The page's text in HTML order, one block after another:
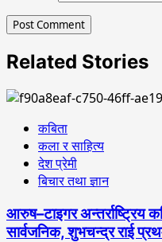
Related Stories
कबिता
कला र साहित्य
देश प्रेमी
बिचार तथा ज्ञान
आरुष–टाइगर अन्तर्राष्ट्रिय
सार्वजनिक, शुभचन्द्र राई